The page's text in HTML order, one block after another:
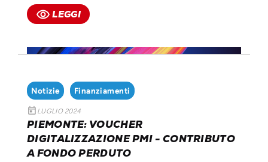
remove_red_eye LEGGI
Notizie Finanziamenti
today LUGLIO 2024
PIEMONTE: VOUCHER
DIGITALIZZAZIONE PMI - CONTRIBUTO
A FONDO PERDUTO